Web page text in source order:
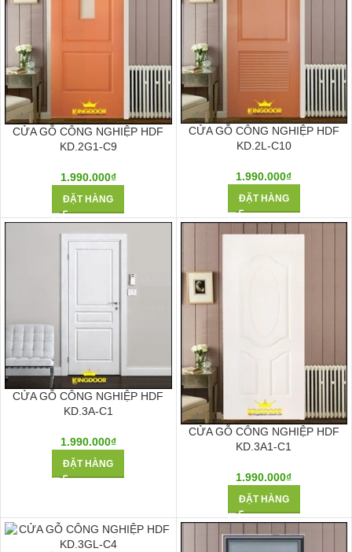
CỬA GỖ CÔNG NGHIỆP HDF
KD.2G1-C9
1.990.000₫
ĐẶT HÀNG
CỬA GỖ CÔNG NGHIỆP HDF
KD.2L-C10
1.990.000₫
ĐẶT HÀNG
CỬA GỖ CÔNG NGHIỆP HDF
KD.3A-C1
1.990.000₫
ĐẶT HÀNG
CỬA GỖ CÔNG NGHIỆP HDF
KD.3A1-C1
1.990.000₫
ĐẶT HÀNG